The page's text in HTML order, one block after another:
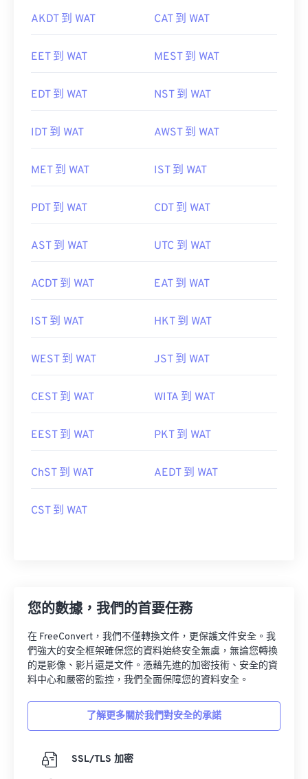
AKDT 到 WAT CAT 到 WAT
EET 到 WAT MEST 到 WAT
EDT 到 WAT NST 到 WAT
IDT 到 WAT AWST 到 WAT
MET 到 WAT IST 到 WAT
PDT 到 WAT CDT 到 WAT
AST 到 WAT UTC 到 WAT
ACDT 到 WAT EAT 到 WAT
IST 到 WAT HKT 到 WAT
WEST 到 WAT JST 到 WAT
CEST 到 WAT WITA 到 WAT
EEST 到 WAT PKT 到 WAT
ChST 到 WAT AEDT 到 WAT
CST 到 WAT
您的數據，我們的首要任務
在 FreeConvert，我們不僅轉換文件，更保護文件安全。我
們強大的安全框架確保您的資料始終安全無虞，無論您轉換
的是影像、影片還是文件。憑藉先進的加密技術、安全的資
料中心和嚴密的監控，我們全面保障您的資料安全。
了解更多關於我們對安全的承諾
SSL/TLS 加密